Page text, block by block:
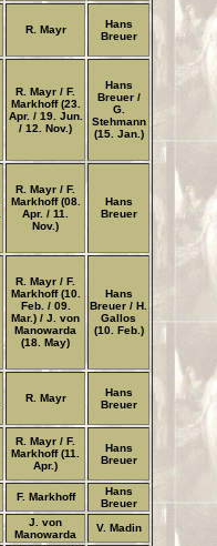
R. Mayr
Hans
Breuer
R. Mayr / F.
Markhoff (23.
Apr. / 19. Jun.
/ 12. Nov.)
Hans
Breuer/
G.
Stehmann
(15. Jan.)
R. Mayr / F.
Markhoff (08.
Apr. / 11.
Nov.)
Hans
Breuer
R. Mayr / F.
Markhoff (10.
Feb. / 09.
Mar.) / J. von
Manowarda
(18. May)
Hans
Breuer / H.
Gallos
(10. Feb.)
R. Mayr
Hans
Breuer
R. Mayr / F.
Markhoff (11.
Apr.)
Hans
Breuer
F. Markhoff
Hans
Breuer
J. von
Manowarda
V. Madin